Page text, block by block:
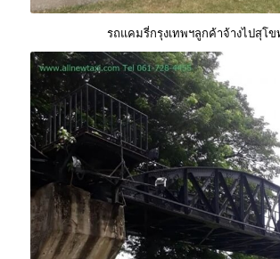
รถแคมรี่กรุงเทพฯลูกค้าจ้างไปสุโข